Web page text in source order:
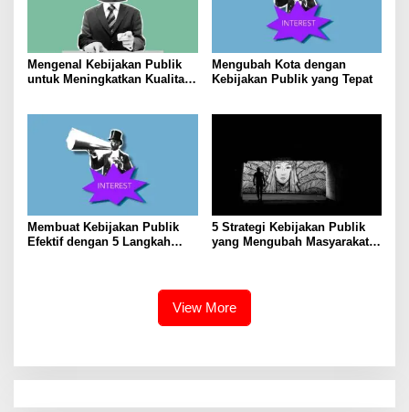
Mengenal Kebijakan Publik
untuk Meningkatkan Kualitas
Mengubah Kota dengan
Kebijakan Publik yang Tepat
Membuat Kebijakan Publik
Efektif dengan 5 Langkah
5 Strategi Kebijakan Publik
yang Mengubah Masyarakat
View More